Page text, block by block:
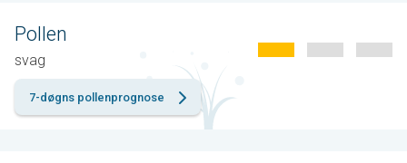
Pollen
svag
7-døgns pollenprognose